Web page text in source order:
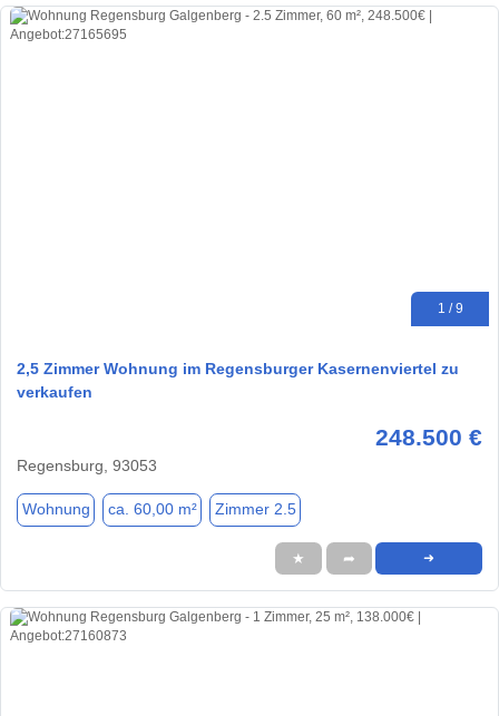
1 / 9
2,5 Zimmer Wohnung im Regensburger Kasernenviertel zu
verkaufen
248.500 €
Regensburg, 93053
Wohnung ca. 60,00 m² Zimmer 2.5
★ ➦ ➜